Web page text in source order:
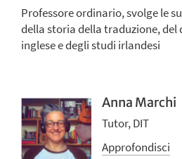
Professore ordinario, svolge le
della storia della traduzione,
inglese e degli studi irlandesi
Anna Marchi
Tutor, DIT
Approfondisci